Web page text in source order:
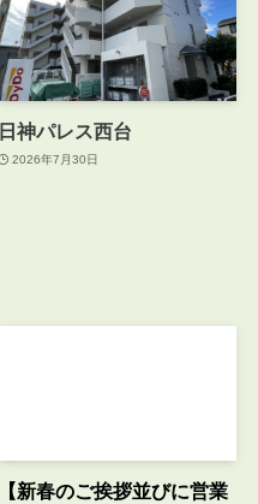
日神パレス西台
2026年7月30日
【新春のご挨拶並びに営業